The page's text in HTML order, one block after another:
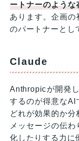
ートナーのような
あります。企画の
のパートナーとし
Claude
Anthropicが開発
するのが得意なAI
どれが効果的か
メッセージの伝
化したりする力に